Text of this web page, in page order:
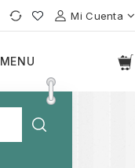
Mi Cuenta
MENU